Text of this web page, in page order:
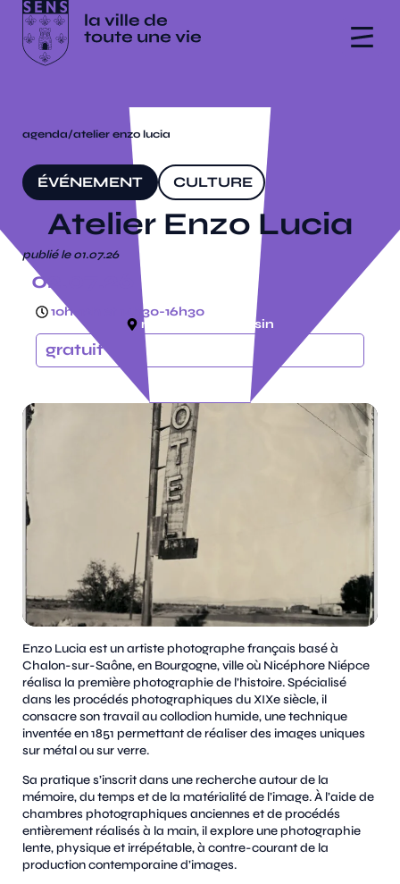
agenda/atelier enzo lucia
ÉVÉNEMENT CULTURE
Atelier Enzo Lucia
publié le 01.07.26
02.07.26
10h-12h et 14h30-16h30
maison jean cousin
gratuit
Enzo Lucia est un artiste photographe français basé à
Chalon-sur-Saône, en Bourgogne, ville où Nicéphore Niépce
réalisa la première photographie de l’histoire. Spécialisé
dans les procédés photographiques du XIXe siècle, il
consacre son travail au collodion humide, une technique
inventée en 1851 permettant de réaliser des images uniques
sur métal ou sur verre.
Sa pratique s’inscrit dans une recherche autour de la
mémoire, du temps et de la matérialité de l’image. À l’aide de
chambres photographiques anciennes et de procédés
entièrement réalisés à la main, il explore une photographie
lente, physique et irrépétable, à contre-courant de la
production contemporaine d’images.